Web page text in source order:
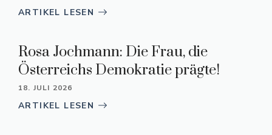
ARTIKEL LESEN
Rosa Jochmann: Die Frau, die
Österreichs Demokratie prägte!
18. JULI 2026
ARTIKEL LESEN